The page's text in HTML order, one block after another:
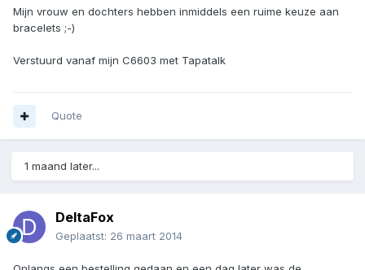
Mijn vrouw en dochters hebben inmiddels een ruime keuze aan
bracelets ;-)
Verstuurd vanaf mijn C6603 met Tapatalk
Quote
1 maand later...
DeltaFox
Geplaatst: 26 maart 2014